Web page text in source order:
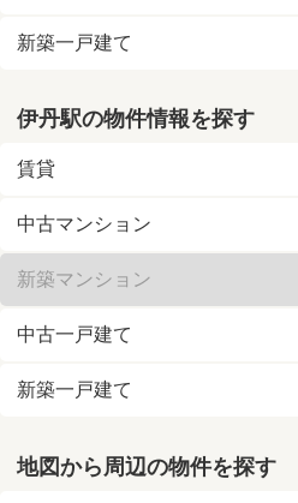
新築一戸建て
伊丹駅の物件情報を探す
賃貸
中古マンション
新築マンション
中古一戸建て
新築一戸建て
地図から周辺の物件を探す